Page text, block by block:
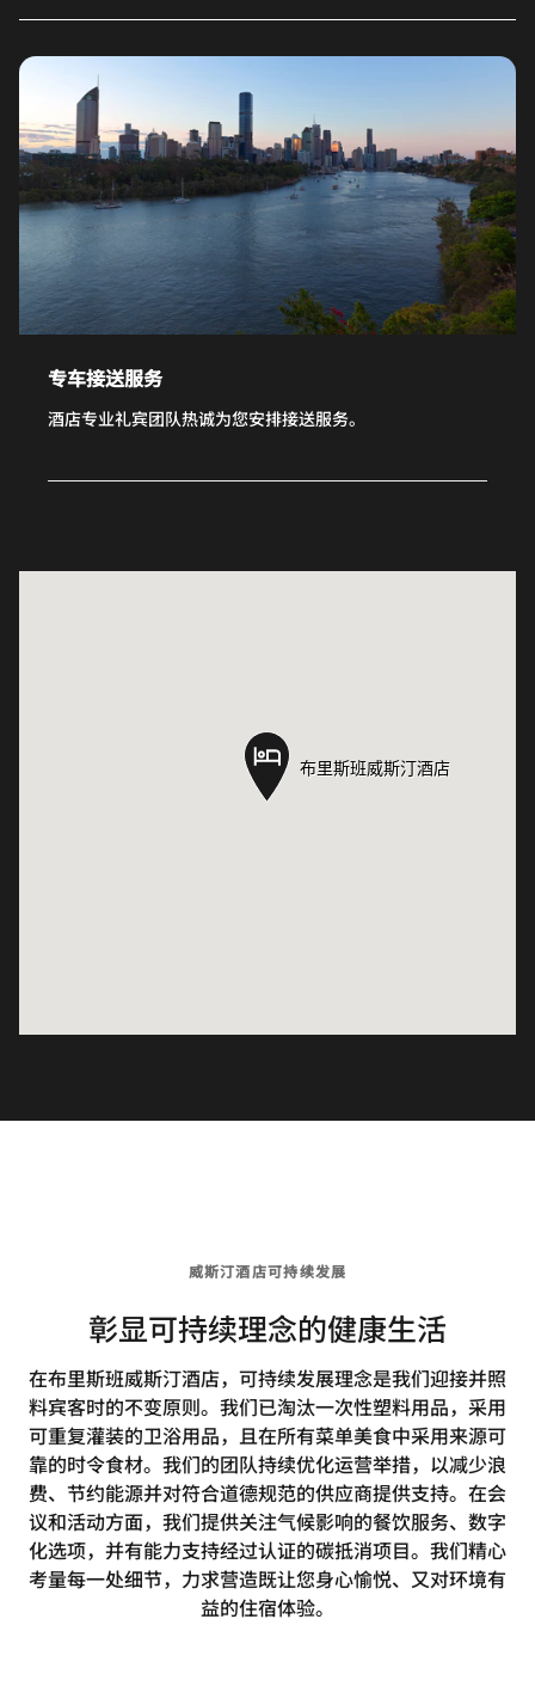
专车接送服务
酒店专业礼宾团队热诚为您安排接送服务。
布里斯班威斯汀酒店
布里斯班威斯汀酒店
威斯汀酒店可持续发展
彰显可持续理念的健康生活
在布里斯班威斯汀酒店，可持续发展理念是我们迎接并照
料宾客时的不变原则。我们已淘汰一次性塑料用品，采用
可重复灌装的卫浴用品，且在所有菜单美食中采用来源可
靠的时令食材。我们的团队持续优化运营举措，以减少浪
费、节约能源并对符合道德规范的供应商提供支持。在会
议和活动方面，我们提供关注气候影响的餐饮服务、数字
化选项，并有能力支持经过认证的碳抵消项目。我们精心
考量每一处细节，力求营造既让您身心愉悦、又对环境有
益的住宿体验。